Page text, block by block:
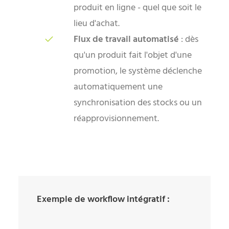
produit en ligne - quel que soit le
lieu d'achat.
Flux de travail automatisé : dès
qu'un produit fait l'objet d'une
promotion, le système déclenche
automatiquement une
synchronisation des stocks ou un
réapprovisionnement.
Exemple de workflow intégratif :